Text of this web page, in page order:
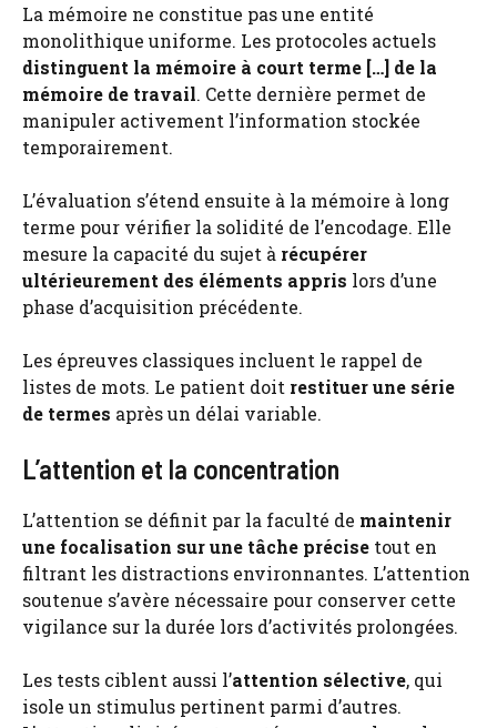
La mémoire ne constitue pas une entité
monolithique uniforme. Les protocoles actuels
distinguent la mémoire à court terme […] de la
mémoire de travail. Cette dernière permet de
manipuler activement l’information stockée
temporairement.
L’évaluation s’étend ensuite à la mémoire à long
terme pour vérifier la solidité de l’encodage. Elle
mesure la capacité du sujet à récupérer
ultérieurement des éléments appris lors d’une
phase d’acquisition précédente.
Les épreuves classiques incluent le rappel de
listes de mots. Le patient doit restituer une série
de termes après un délai variable.
L’attention et la concentration
L’attention se définit par la faculté de maintenir
une focalisation sur une tâche précise tout en
filtrant les distractions environnantes. L’attention
soutenue s’avère nécessaire pour conserver cette
vigilance sur la durée lors d’activités prolongées.
Les tests ciblent aussi l’attention sélective, qui
isole un stimulus pertinent parmi d’autres.